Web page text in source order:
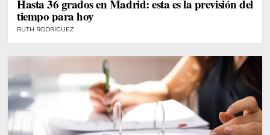
Hasta 36 grados en Madrid: esta es la previsión del
tiempo para hoy
RUTH RODRÍGUEZ